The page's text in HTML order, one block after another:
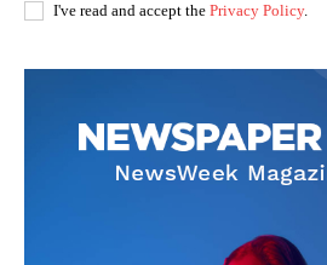
I've read and accept the Privacy Policy.